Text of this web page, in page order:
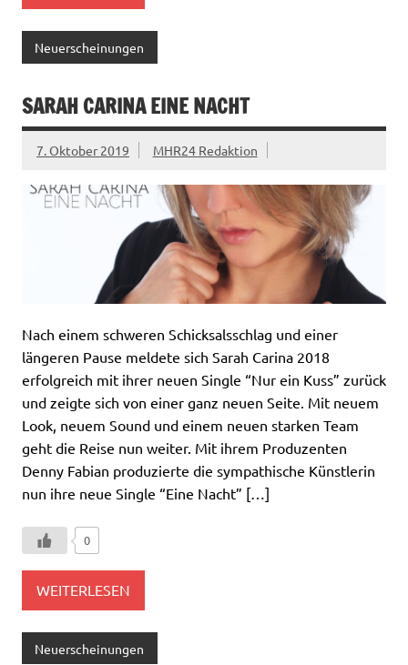
Neuerscheinungen
SARAH CARINA EINE NACHT
7. Oktober 2019 MHR24 Redaktion
Nach einem schweren Schicksalsschlag und einer
längeren Pause meldete sich Sarah Carina 2018
erfolgreich mit ihrer neuen Single “Nur ein Kuss” zurück
und zeigte sich von einer ganz neuen Seite. Mit neuem
Look, neuem Sound und einem neuen starken Team
geht die Reise nun weiter. Mit ihrem Produzenten
Denny Fabian produzierte die sympathische Künstlerin
nun ihre neue Single “Eine Nacht” […]
0
WEITERLESEN
Neuerscheinungen